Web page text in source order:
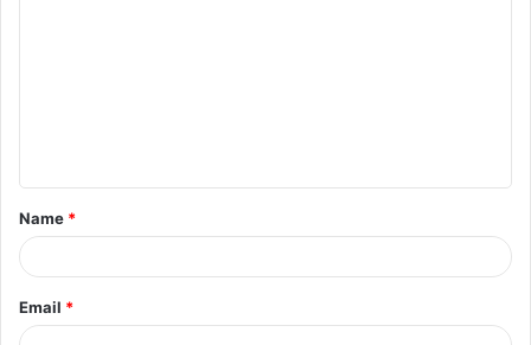
Name *
Email *